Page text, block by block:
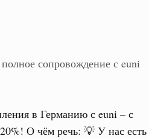
сопровождение с euni
в Германию с euni – с
О чём речь: 💡 У нас есть